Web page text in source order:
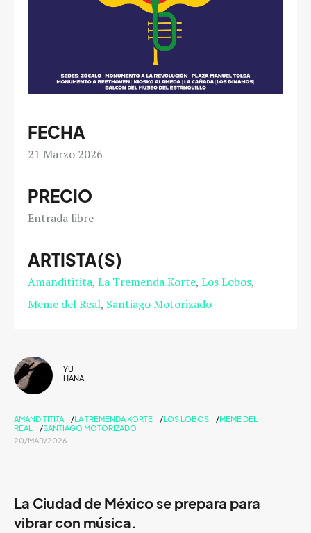
FECHA
21 Marzo 2026
PRECIO
Entrada libre
ARTISTA(S)
Amandititita La Tremenda Korte Los Lobos
Meme del Real Santiago Motorizado
YU
HANA
AMANDITITITA LA TREMENDA KORTE LOS LOBOS
MEME DEL
REAL
SANTIAGO MOTORIZADO
20/MAR/2026
La Ciudad de México se prepara para
vibrar con música.